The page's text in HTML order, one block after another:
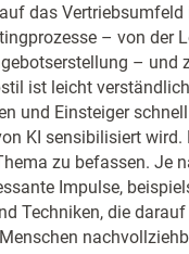
das
– von der
– und
ist leicht
und Einsteiger
KI sensibilisiert
zu befassen. Je
Impulse,
Techniken, die